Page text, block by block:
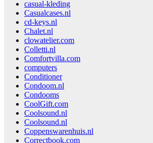
casual-kleding
Casualcases.nl
cd-keys.nl
Chalet.nl
clowatelier.com
Colletti.nl
Comfortvilla.com
computers
Conditioner
Condoom.nl
Condooms
CoolGift.com
Coolsound.nl
Coolsound.nl
Coppenswarenhuis.nl
Correctbook.com